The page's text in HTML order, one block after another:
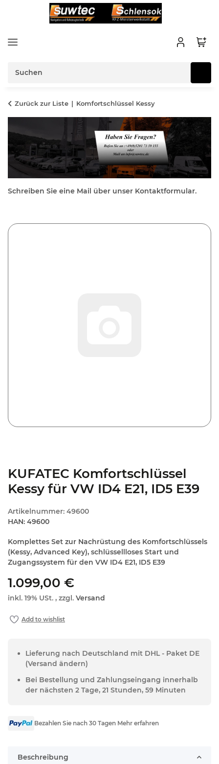
Zurück zur Liste Komfortschlüssel Kessy
Schreiben Sie eine Mail über unser Kontaktformular.
KUFATEC Komfortschlüssel
Kessy für VW ID4 E21, ID5 E39
Artikelnummer: 49600
HAN: 49600
Komplettes Set zur Nachrüstung des Komfortschlüssels
(Kessy, Advanced Key), schlüssellloses Start und
Zugangssystem für den VW ID4 E21, ID5 E39
1.099,00 €
inkl. 19% USt. , zzgl. Versand
Lieferung nach Deutschland mit DHL - Paket DE
(Versand ändern)
Bei Bestellung und Zahlungseingang innerhalb
der nächsten 2 Tage, 21 Stunden, 59 Minuten
Bezahlen Sie nach 30 Tagen Mehr erfahren
Beschreibung